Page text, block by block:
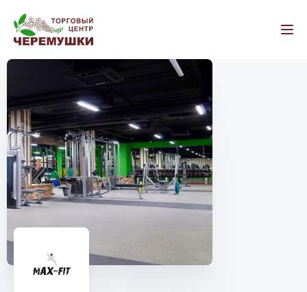
Как добраться
Контакты
Все магазины
Бытовая техника и электроника
Салоны связи
Компьютеры и ноутбуки
Оргтехника
Мебель и товары для дома
Мягкая мебель